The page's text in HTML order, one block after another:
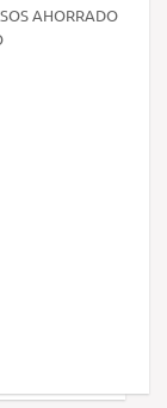
AHORRADO